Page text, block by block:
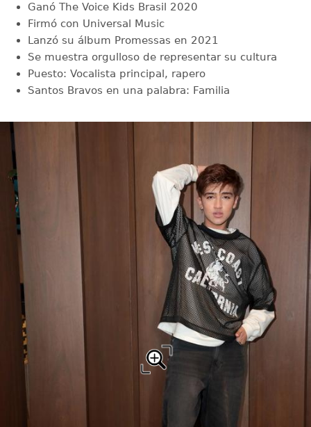
Ganó The Voice Kids Brasil 2020
Firmó con Universal Music
Lanzó su álbum Promessas en 2021
Se muestra orgulloso de representar su cultura
Puesto: Vocalista principal, rapero
Santos Bravos en una palabra: Familia